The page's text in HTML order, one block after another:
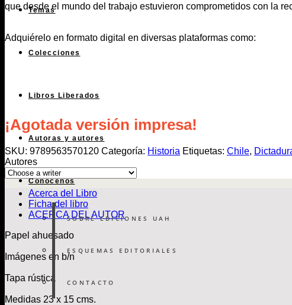
Temas
Colecciones
Libros Liberados
Autoras y autores
Conócenos
SOBRE EDICIONES UAH
ESQUEMAS EDITORIALES
CONTACTO
que desde el mundo del trabajo estuvieron comprometidos con la
Adquiérelo en formato digital en diversas plataformas como:
¡Agotada versión impresa!
SKU: 9789563570120 Categoría: Historia Etiquetas: Chile,
Autores
Acerca del Libro
Ficha del libro
ACERCA DEL AUTOR
Papel ahuesado
Imágenes en b/n
Tapa rústica
Medidas 23 x 15 cms.